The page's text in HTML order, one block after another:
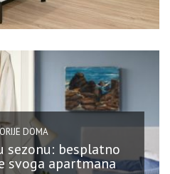
DOMA
sezonu: besplatno
svoga apartmana